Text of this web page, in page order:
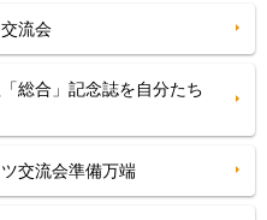
流会
総合」記念誌を自分たち
交流会準備万端